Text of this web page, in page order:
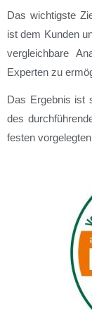
Das wichtigste
ist dem Kunden
vergleichbare
Experten zu
Das Ergebnis ist
des
festen